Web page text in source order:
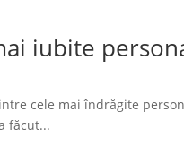
iubite
cele mai îndrăgite
făcut...